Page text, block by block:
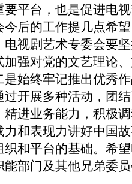
要平台，也是促进电
今后的工作提几点希
电视剧艺术专委会要
加强对党的文艺理论
是始终牢记推出优秀
过开展多种活动，团
精进业务能力，积极
力和表现力讲好中国
织和平台的基础。希
能部门及其他兄弟委